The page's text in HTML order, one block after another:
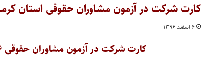
کارت شرکت در آزمون مشاوران حقوقی استان
۶ اسفند ۱۳۹۶
کارت شرکت در آزمون مشاوران حقوقی ۹۶ (ویژه داوطلبان استان کرمانشاه) منتشر شد